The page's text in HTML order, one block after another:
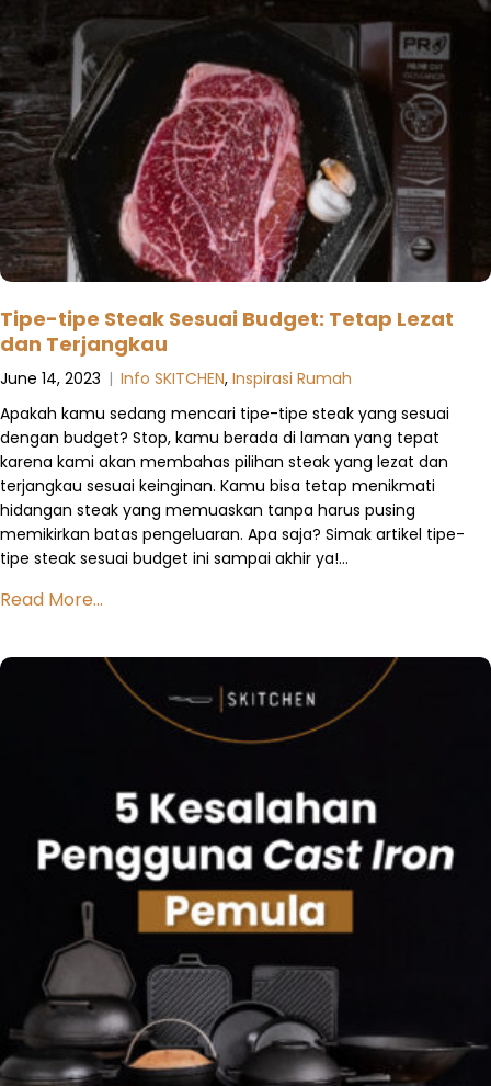
Tipe-tipe Steak Sesuai Budget: Tetap Lezat
dan Terjangkau
June 14, 2023 | Info SKITCHEN, Inspirasi Rumah
Apakah kamu sedang mencari tipe-tipe steak yang sesuai
dengan budget? Stop, kamu berada di laman yang tepat
karena kami akan membahas pilihan steak yang lezat dan
terjangkau sesuai keinginan. Kamu bisa tetap menikmati
hidangan steak yang memuaskan tanpa harus pusing
memikirkan batas pengeluaran. Apa saja? Simak artikel tipe-
tipe steak sesuai budget ini sampai akhir ya!…
Read More...